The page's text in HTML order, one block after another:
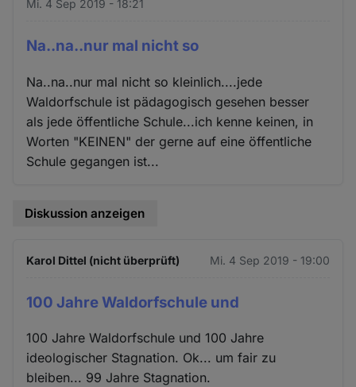
Mi. 4 Sep 2019 - 18:21
Na..na..nur mal nicht so
Na..na..nur mal nicht so kleinlich....jede
Waldorfschule ist pädagogisch gesehen besser
als jede öffentliche Schule...ich kenne keinen, in
Worten "KEINEN" der gerne auf eine öffentliche
Schule gegangen ist...
Diskussion anzeigen
Karol Dittel (nicht überprüft) Mi. 4 Sep 2019 - 19:00
100 Jahre Waldorfschule und
100 Jahre Waldorfschule und 100 Jahre
ideologischer Stagnation. Ok... um fair zu
bleiben... 99 Jahre Stagnation.